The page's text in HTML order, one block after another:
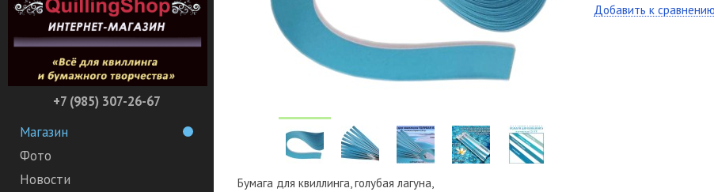
+7 (985) 307-26-67
Магазин
Фото
Новости
Добавить к сравнению
Бумага для квиллинга, голубая лагуна,